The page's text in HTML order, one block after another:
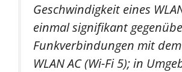
Geschwindigkeit eines
einmal signifikant
Funkverbindungen mit
WLAN AC (Wi-Fi 5); in